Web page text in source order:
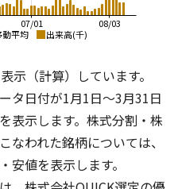
動平均 出来高(千)
08/03
07/01
1,000
1,200
1,300
1,400
1,500
2,500
3,000
3,500
示（計算）しています。
タ日付が1月1日～3月31日
表示します。株式分割・株
なわれた銘柄については、
安値を表示します。